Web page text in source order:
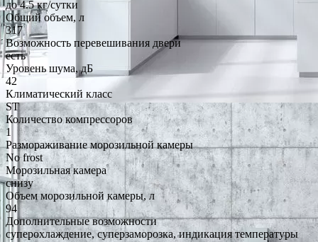
до 4.5 кг/cутки
Общий объем, л
317
Возможность перевешивания двери
есть
Уровень шума, дБ
42
Климатический класс
ST
Количество компрессоров
1
Размораживание морозильной камеры
No frost
Морозильная камера
снизу
Объем морозильной камеры, л
94
Дополнительные возможности
суперохлаждение, суперзаморозка, индикация температуры